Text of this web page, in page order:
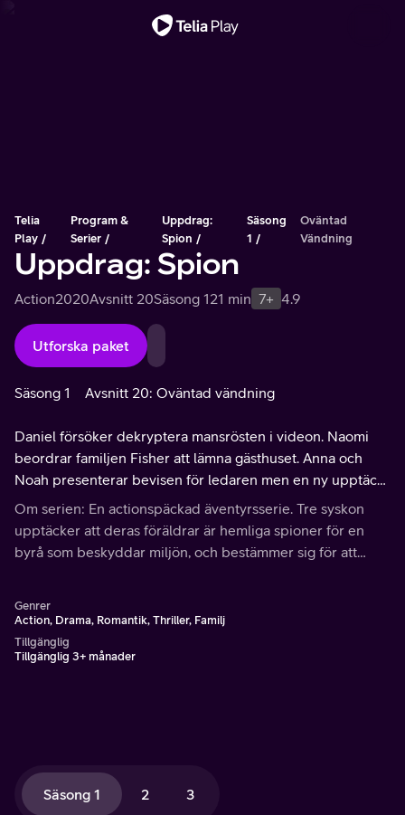
Telia
Play
Program &
Serier
Uppdrag:
Spion
Säsong
1
Oväntad
Vändning
Uppdrag: Spion
Action2020Avsnitt 20Säsong 121 min 7+ 4.9
Utforska paket
Säsong 1 Avsnitt 20: Oväntad vändning
Daniel försöker dekryptera mansrösten i videon. Naomi
beordrar familjen Fisher att lämna gästhuset. Anna och
Noah presenterar bevisen för ledaren men en ny upptäckt
förändrar allt.
Om serien: En actionspäckad äventyrsserie. Tre syskon
upptäcker att deras föräldrar är hemliga spioner för en
byrå som beskyddar miljön, och bestämmer sig för att
Genrer
Action, Drama, Romantik, Thriller, Familj
Tillgänglig
Tillgänglig 3+ månader
Säsong 1 2 3